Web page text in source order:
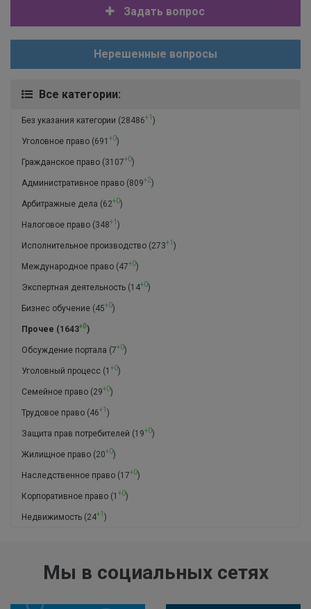
Задать вопрос
Нерешенные вопросы
Все категории:
Без указания категории (28486+1 )
Уголовное право (691 +0)
Гражданское право (3107+0)
Административное право (809+2)
Арбитражные дела (62+0)
Налоговое право (348+1 )
Исполнительное производство (273+1 )
Международное право (47+0)
Экспертная деятельность (14+0)
Бизнес обучение (45+0)
Прочее (1643+0)
Обсуждение портала (7+0)
Уголовный процесс (1 +0)
Семейное право (29+0)
Трудовое право (46+1 )
Защита прав потребителей (19+0)
Жилищное право (20+0)
Наследственное право (17+0)
Корпоративное право (1 +0)
Недвижимость (24+1 )
Мы в социальных сетях